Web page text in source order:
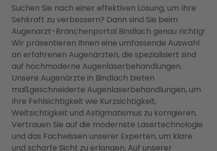
Suchen Sie nach einer effektiven Lösung, um Ihre
Sehkraft zu verbessern? Dann sind Sie beim
Augenarzt-Branchenportal Bindlach genau richtig!
Wir präsentieren Ihnen eine umfassende Auswahl
an erfahrenen Augenärzten, die spezialisiert sind
auf hochmoderne Augenlaserbehandlungen.
Unsere Augenärzte in Bindlach bieten
maßgeschneiderte Augenlaserbehandlungen, um
Ihre Fehlsichtigkeit wie Kurzsichtigkeit,
Weitsichtigkeit und Astigmatismus zu korrigieren.
Vertrauen Sie auf die modernste Lasertechnologie
und das Fachwissen unserer Experten, um klare
und scharfe Sicht zu erlangen. Auf unserer